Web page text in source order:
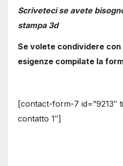
Scriveteci se avete
stampa 3d
Se volete condividere
esigenze compilate la
[contact-form-7 id=”9213″
contatto 1″]